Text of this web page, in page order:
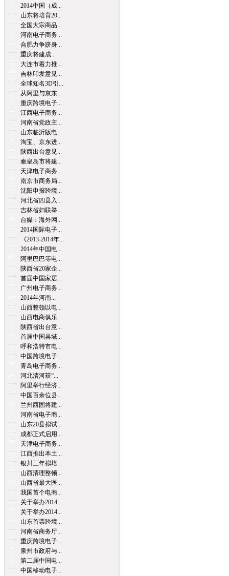
2014中国（成...
山东将培育20...
全国大宗商品...
河南电子商务...
合肥力争跻身...
重庆将建成...
大连市着力推...
吉林印发意见...
全球知名3D引...
从阿里与京东...
重庆跨境电子...
江西电子商务...
河南省党政主...
山东临沂版电...
淘宝、京东进...
陕西出台意见...
秦皇岛市将建...
天津电子商务...
南京市商务局...
沈阳申报跨境...
河北省四县入...
吉林省妇联举...
台媒：海外网...
2014国际电子...
《2013-2014年...
2014年中国电...
阿里巴巴等电...
陕西省20家企...
首届中国家居...
广州电子商务...
2014年河南...
山西整顿以电...
山西电商俱乐...
陕西省出台意...
首届中国县域...
呼和浩特市电...
中国跨境电子...
青岛电子商务...
河北清河获“...
阿里举行经济...
中国百余位县...
兰州西固将建...
河南省电子商...
山东20县拟试...
成都正式启用...
天津电子商务...
江西推出本土...
银川三年拟培...
山西清理整顿...
山西省最大医...
我国首个电商...
关于举办2014...
关于举办2014...
山东首票跨境...
河南省商务厅...
重庆跨境电子...
泉州市政府与...
第二届中国电...
中国移动电子...